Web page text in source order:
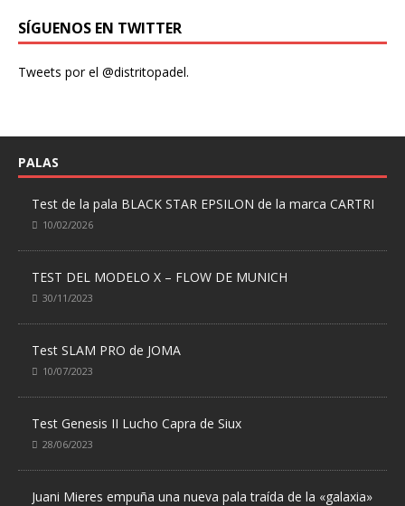
SÍGUENOS EN TWITTER
Tweets por el @distritopadel.
PALAS
Test de la pala BLACK STAR EPSILON de la marca CARTRI
10/02/2026
TEST DEL MODELO X – FLOW DE MUNICH
30/11/2023
Test SLAM PRO de JOMA
10/07/2023
Test Genesis II Lucho Capra de Siux
28/06/2023
Juani Mieres empuña una nueva pala traída de la «galaxia»